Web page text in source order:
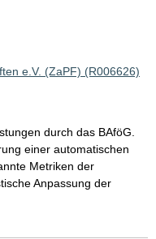
e.V. (ZaPF) (R006626)
durch das BAföG.
einer automatischen
Metriken der
Anpassung der